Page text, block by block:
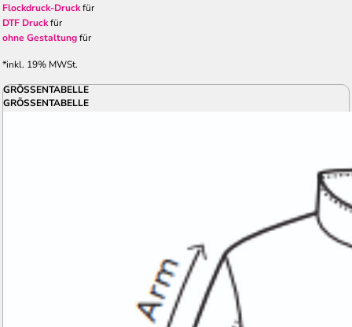
Flockdruck-Druckfür
DTF Druckfür
ohne Gestaltungfür
*inkl. 19% MWSt.
GRÖSSENTABELLE
GRÖSSENTABELLE